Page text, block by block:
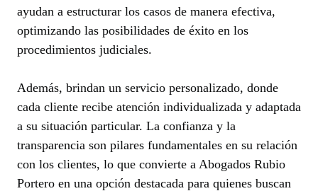
ayudan a estructurar los casos de manera efectiva,
optimizando las posibilidades de éxito en los
procedimientos judiciales.
Además, brindan un servicio personalizado, donde
cada cliente recibe atención individualizada y adaptada
a su situación particular. La confianza y la
transparencia son pilares fundamentales en su relación
con los clientes, lo que convierte a Abogados Rubio
Portero en una opción destacada para quienes buscan